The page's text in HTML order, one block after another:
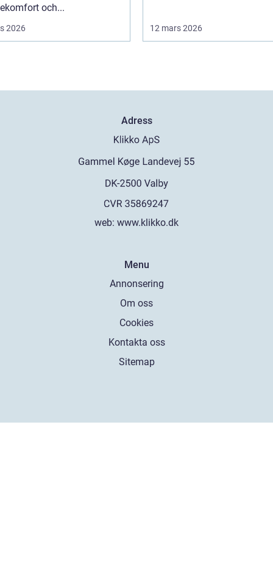
och...
2026 12 mars 2026
Adress
web: www.klikko.dk
Menu
Annonsering
Om oss
Cookies
Kontakta oss
Sitemap